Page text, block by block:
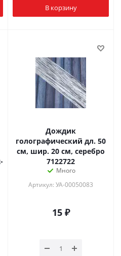
В корзину
Дождик
голографический дл. 50
см, шир. 20 см, серебро
7122722
Много
Артикул: УА-00050083
15₽